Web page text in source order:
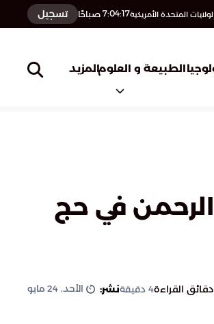
المتحدة الأمريكية7:04:18 صباحًا تسجيل
الطبيعة و العلومالمزيد
في حج
دقائق القراءة4 دقيقةنشر: الأحد, 24 مايو